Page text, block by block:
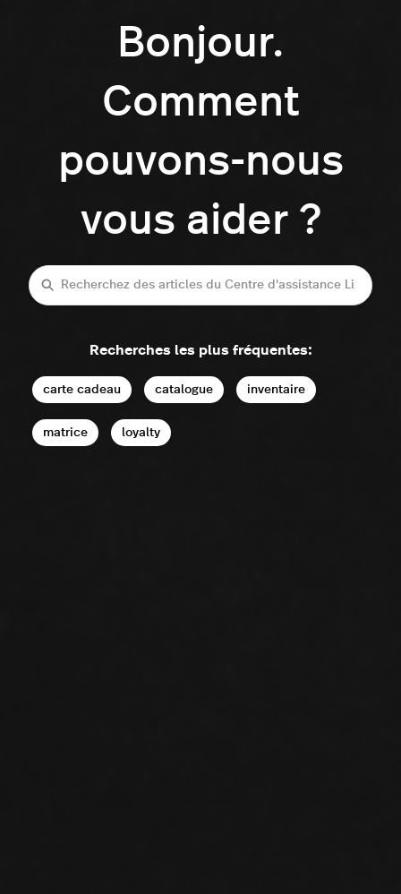
Bonjour.
Comment
pouvons-nous
vous aider ?
Recherche
Recherches les plus fréquentes:
carte cadeau catalogue inventaire
matrice loyalty